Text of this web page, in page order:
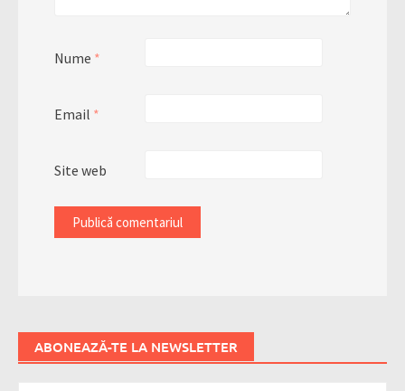
Nume *
Email *
Site web
ABONEAZĂ-TE LA NEWSLETTER